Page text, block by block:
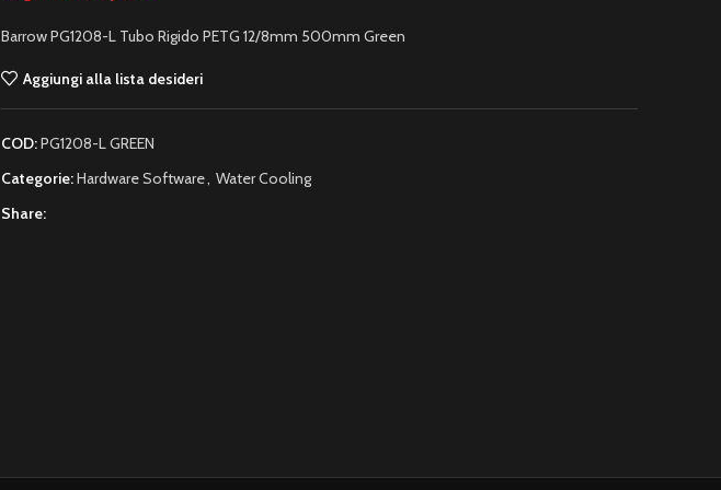
Barrow PG1208-L Tubo Rigido PETG 12/8mm 500mm Green
Aggiungi alla lista desideri
COD:PG1208-L GREEN
Categorie:Hardware Software, Water Cooling
Share: